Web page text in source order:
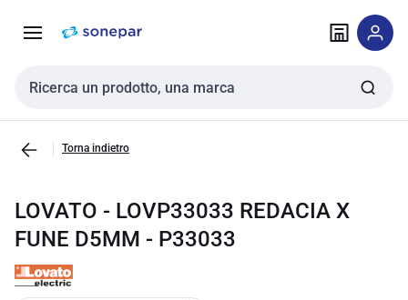
navigazione alla
Cerca input
Torna indietro
LOVATO - LOVP33033 REDACIA X
FUNE D5MM - P33033